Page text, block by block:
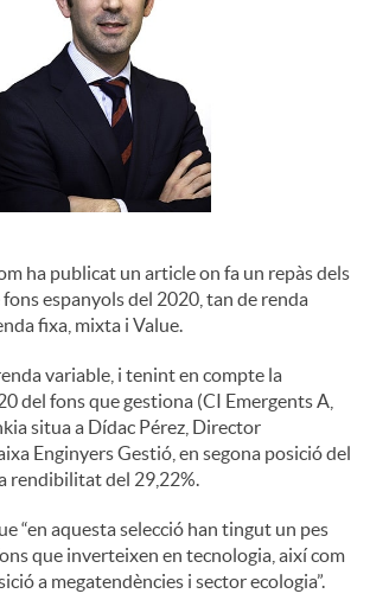
ha publicat un article on fa un repàs dels
espanyols del 2020, tan de renda
fixa, mixta i Value.
variable, i tenint en compte la
del fons que gestiona (CI Emergents A,
situa a Dídac Pérez, Director
Enginyers Gestió, en segona posició del
rendibilitat del 29,22%.
“en aquesta selecció han tingut un pes
que inverteixen en tecnologia, així com
a megatendències i sector ecologia”.